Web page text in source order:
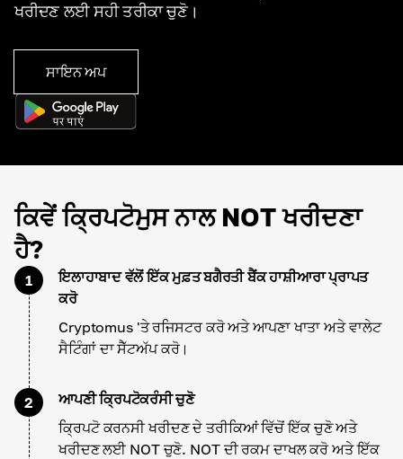
ਖਰੀਦਣ ਲਈ ਸਹੀ ਤਰੀਕਾ ਚੁਣੋ।
ਸਾਇਨ ਅਪ
ਕਿਵੇਂ ਕ੍ਰਿਪਟੋਮੁਸ ਨਾਲ NOT ਖਰੀਦਣਾ
ਹੈ?
1
ਇਲਾਹਾਬਾਦ ਵੱਲੋਂ ਇੱਕ ਮੁਫ਼ਤ ਬਗੈਰਤੀ ਬੈਂਕ ਹਾਸ਼ੀਆਰਾ ਪ੍ਰਾਪਤ
ਕਰੋ
Cryptomus 'ਤੇ ਰਜਿਸਟਰ ਕਰੋ ਅਤੇ ਆਪਣਾ ਖਾਤਾ ਅਤੇ ਵਾਲੇਟ
ਸੈਟਿੰਗਾਂ ਦਾ ਸੈੱਟਅੱਪ ਕਰੋ।
2
ਆਪਣੀ ਕ੍ਰਿਪਟੋਕਰੰਸੀ ਚੁਣੋ
ਕ੍ਰਿਪਟੋ ਕਰਨਸੀ ਖਰੀਦਣ ਦੇ ਤਰੀਕਿਆਂ ਵਿੱਚੋਂ ਇੱਕ ਚੁਣੋ ਅਤੇ
ਖਰੀਦਣ ਲਈ NOT ਚੁਣੋ. NOT ਦੀ ਰਕਮ ਦਾਖਲ ਕਰੋ ਅਤੇ ਇੱਕ